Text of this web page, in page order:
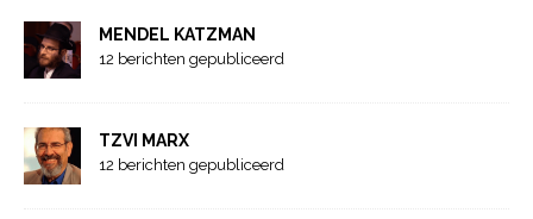
MENDEL KATZMAN
12 berichten gepubliceerd
TZVI MARX
12 berichten gepubliceerd